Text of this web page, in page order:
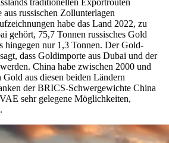
russischen Zollunterlagen
habe das Land 2022, zu
gehört, 75,7 Tonnen russisches Gold
hingegen nur 1,3 Tonnen. Der Gold-
dass Goldimporte aus Dubai und der
China habe zwischen 2000 und
aus diesen beiden Ländern
der BRICS-Schwergewichte China
sehr gelegene Möglichkeiten,